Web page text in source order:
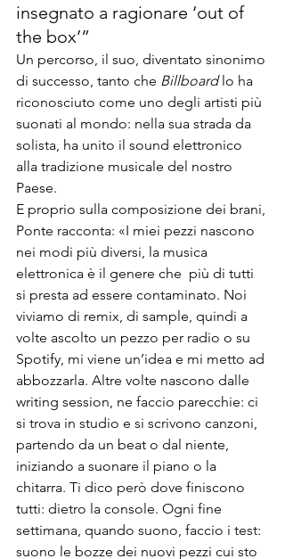
insegnato a ragionare ‘out of
the box’”
Un percorso, il suo, diventato sinonimo
di successo, tanto che Billboard lo ha
riconosciuto come uno degli artisti più
suonati al mondo: nella sua strada da
solista, ha unito il sound elettronico
alla tradizione musicale del nostro
Paese.
E proprio sulla composizione dei brani,
Ponte racconta: «I miei pezzi nascono
nei modi più diversi, la musica
elettronica è il genere che  più di tutti
si presta ad essere contaminato. Noi
viviamo di remix, di sample, quindi a
volte ascolto un pezzo per radio o su
Spotify , mi viene un’idea e mi metto ad
abbozzarla. Altre volte nascono dalle
writing session, ne faccio parecchie: ci
si trova in studio e si scrivono canzoni,
partendo da un beat o dal niente,
iniziando a suonare il piano o la
chitarra. Ti dico però dove finiscono
tutti: dietro la console. Ogni fine
settimana, quando suono, faccio i test:
suono le bozze dei nuovi pezzi cui sto